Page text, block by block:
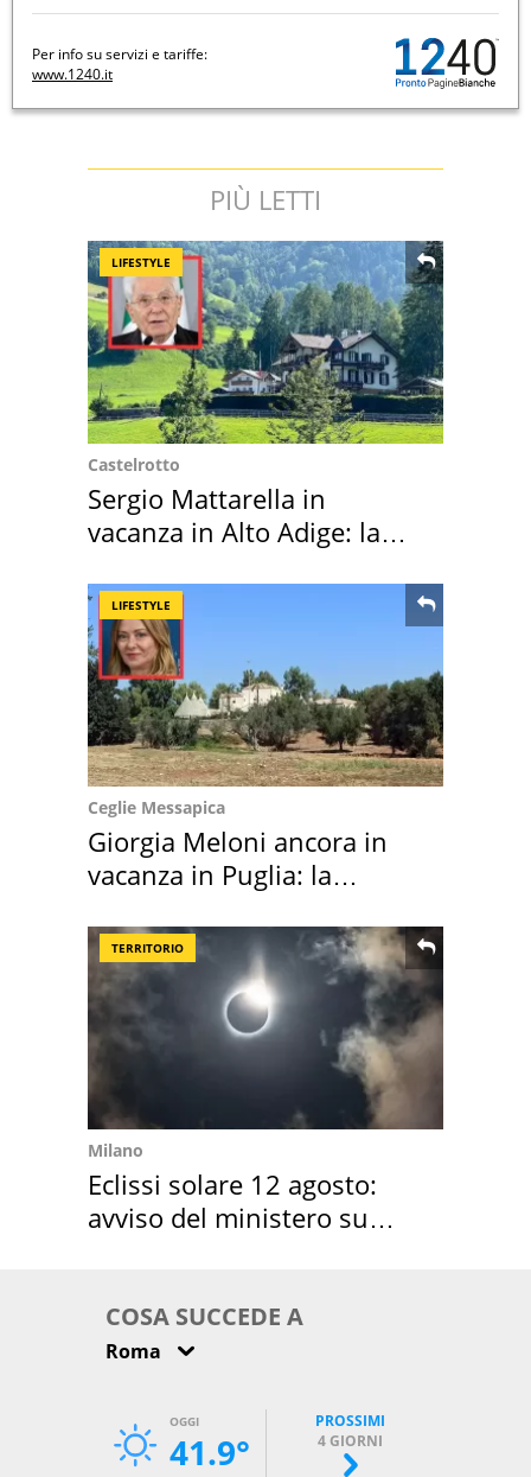
Per info su servizi e tariffe:
www.1240.it
PIÙ LETTI
LIFESTYLE
Castelrotto
Sergio Mattarella in
vacanza in Alto Adige: la
LIFESTYLE
Ceglie Messapica
Giorgia Meloni ancora in
vacanza in Puglia: la
TERRITORIO
Milano
Eclissi solare 12 agosto:
avviso del ministero su